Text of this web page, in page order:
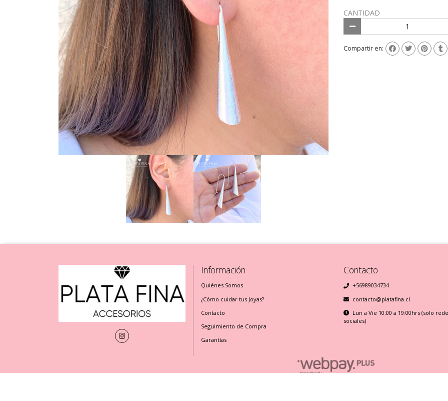
CANTIDAD
Compartir en:
Información
Quiénes Somos
¿Cómo cuidar tus Joyas?
Contacto
Seguimiento de Compra
Garantías
Contacto
+56989034734
contacto@platafina.cl
Lun a Vie 10:00 a 19:00hrs (solo
sociales)